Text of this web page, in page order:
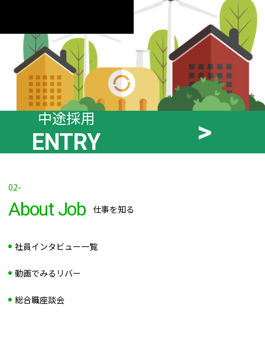
中途採用
ENTRY
02-
About Job 仕事を知る
社員インタビュー一覧
動画でみるリバー
総合職座談会